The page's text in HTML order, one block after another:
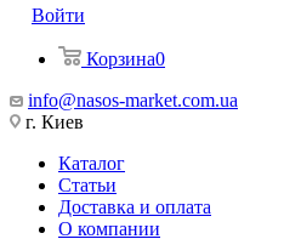
Войти
Корзина0
info@nasos-market.com.ua
г. Киев
Каталог
Статьи
Доставка и оплата
О компании